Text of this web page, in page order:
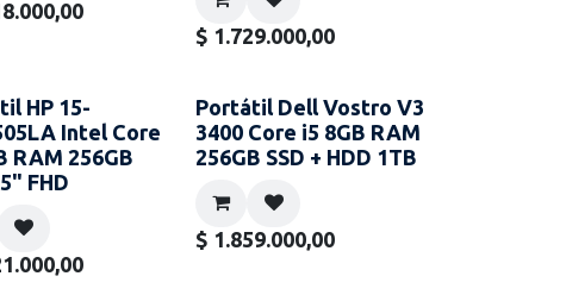
$ 1.729.000,00
HP 15-
Intel Core
RAM 256GB
FHD
Portátil Dell Vostro V3
3400 Core i5 8GB RAM
256GB SSD + HDD 1TB
$ 1.859.000,00